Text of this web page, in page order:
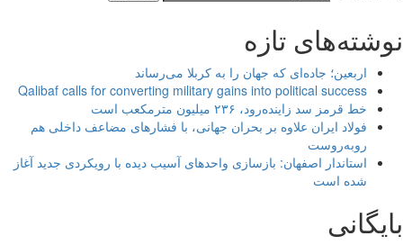
تازه
اربعین؛ جاده‌ای که جهان را به کربلا می‌رساند
Qalibaf calls for converting military gains into political success
خط قرمز سد زاینده‌رود، ۲۳۶ میلیون مترمکعب است
فولاد ایران علاوه بر بحران جهانی، با فشارهای مضاعف داخلی هم
روبه‌روست
استاندار اصفهان: بازسازی واحدهای آسیب دیده با رویکردی جدید آغاز
شده است